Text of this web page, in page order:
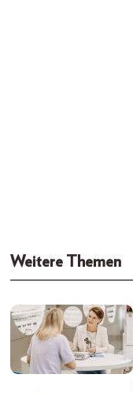
Weitere Themen